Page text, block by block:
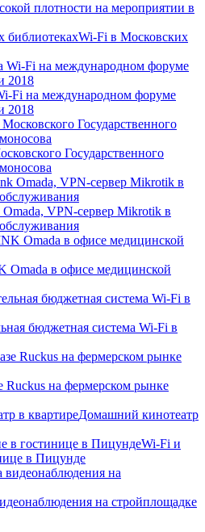
плотности на мероприятии в
Wi-Fi в Московских
Fi на международном форуме
2018
Государственного
VPN-сервер Mikrotik в
Omada в офисе медицинской
бюджетная система Wi-Fi в
Ruckus на фермерском рынке
Домашний кинотеатр
Wi-Fi и
в Пицунде
на стройплощадке